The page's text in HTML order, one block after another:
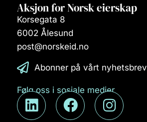
Aksjon for Norsk eierskap
Korsegata 8
6002 Ålesund
post@norskeid.no
Abonner på vårt nyhetsbrev
Følg oss i sosiale medier